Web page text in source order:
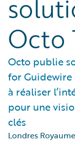
Octo
Octo publie
for
à réaliser
pour une
clés
Londres